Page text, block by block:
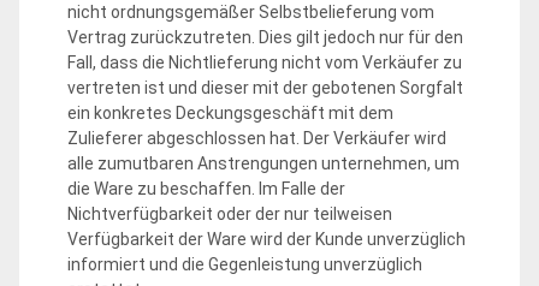
nicht ordnungsgemäßer Selbstbelieferung vom
Vertrag zurückzutreten. Dies gilt jedoch nur für den
Fall, dass die Nichtlieferung nicht vom Verkäufer zu
vertreten ist und dieser mit der gebotenen Sorgfalt
ein konkretes Deckungsgeschäft mit dem
Zulieferer abgeschlossen hat. Der Verkäufer wird
alle zumutbaren Anstrengungen unternehmen, um
die Ware zu beschaffen. Im Falle der
Nichtverfügbarkeit oder der nur teilweisen
Verfügbarkeit der Ware wird der Kunde unverzüglich
informiert und die Gegenleistung unverzüglich